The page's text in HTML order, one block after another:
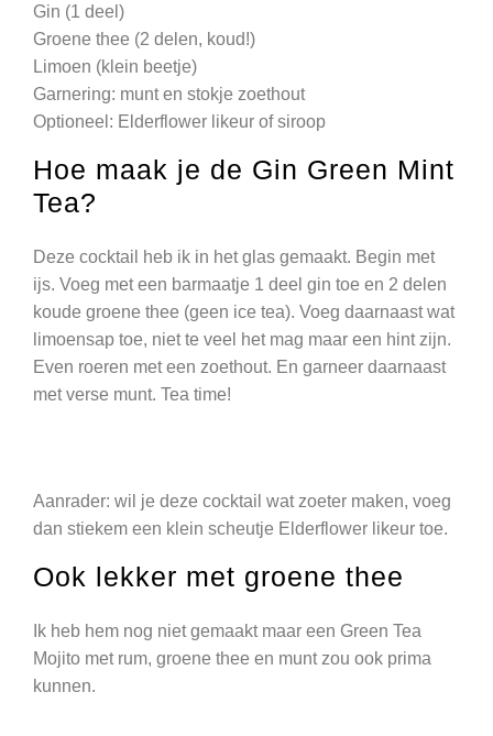
Gin (1 deel)
Groene thee (2 delen, koud!)
Limoen (klein beetje)
Garnering: munt en stokje zoethout
Optioneel: Elderflower likeur of siroop
Hoe maak je de Gin Green Mint
Tea?
Deze cocktail heb ik in het glas gemaakt. Begin met
ijs. Voeg met een barmaatje 1 deel gin toe en 2 delen
koude groene thee (geen ice tea). Voeg daarnaast wat
limoensap toe, niet te veel het mag maar een hint zijn.
Even roeren met een zoethout. En garneer daarnaast
met verse munt. Tea time!
Aanrader: wil je deze cocktail wat zoeter maken, voeg
dan stiekem een klein scheutje Elderflower likeur toe.
Ook lekker met groene thee
Ik heb hem nog niet gemaakt maar een Green Tea
Mojito met rum, groene thee en munt zou ook prima
kunnen.